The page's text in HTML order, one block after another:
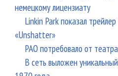
немецкому лицензиату
Linkin Park показал
«Unshatter»
РАО потребовало от
В сеть выложен